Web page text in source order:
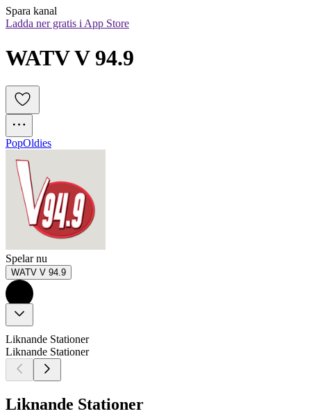
Spara kanal
Ladda ner gratis i App Store
WATV V 94.9
PopOldies
Spelar nu
WATV V 94.9
Liknande Stationer
Liknande Stationer
Liknande Stationer